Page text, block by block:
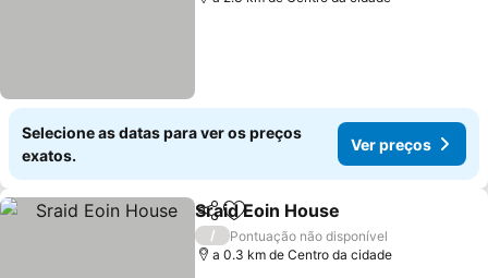
Selecione as datas para ver os preços
exatos.
Ver preços
PartilharAdicionar aos favoritos
Sraid Eoin House
/
Pontuação não disponível
a 0.3 km de Centro da cidade